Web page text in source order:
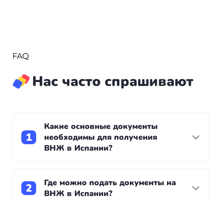
FAQ
Нас часто спрашивают
Какие основные документы
необходимы для получения
ВНЖ в Испании?
обычно требуются: - Оформленный полис
медицинской страховки на один год. - Справка
Где можно подать документы на
ВНЖ в Испании?